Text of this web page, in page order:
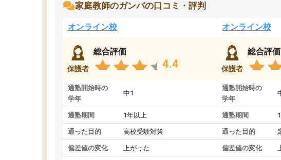
家庭教師のガンバの口コミ・評判
オンライン校
保護者
総合評価
4.4
通塾開始時の
学年
中1
通塾期間 1年以上
通った目的 高校受験対策
偏差値の変化 上がった
オンライン校
保護者
総合評価
通塾開始時の
学年
通塾期間
通った目的
偏差値の変化